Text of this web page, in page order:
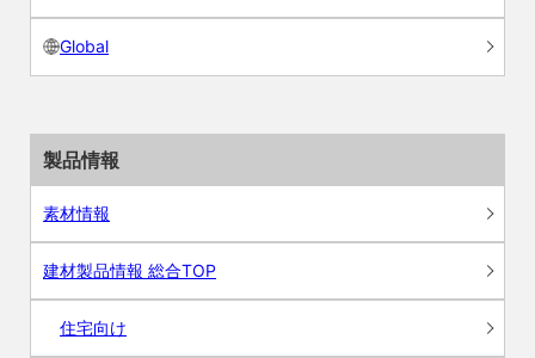
Global
製品情報
素材情報
建材製品情報 総合TOP
住宅向け